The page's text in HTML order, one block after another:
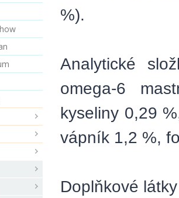
%).
Analytické
omega-6
kyseliny 0,29
vápník 1,2 %,
Doplňkové